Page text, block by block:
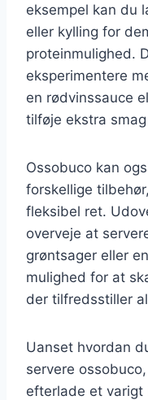
eksempel kan du
eller kylling for
proteinmulighed.
eksperimentere
en rødvinssauce
tilføje ekstra
Ossobuco kan
forskellige
fleksibel ret.
overveje at
grøntsager eller
mulighed for at
der tilfredsstiller
Uanset hvordan
servere
efterlade et varigt